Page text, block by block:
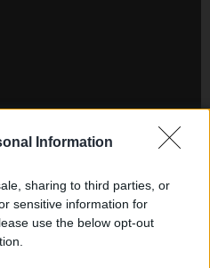
Information
sharing to third parties, or
sensitive information for
use the below opt-out